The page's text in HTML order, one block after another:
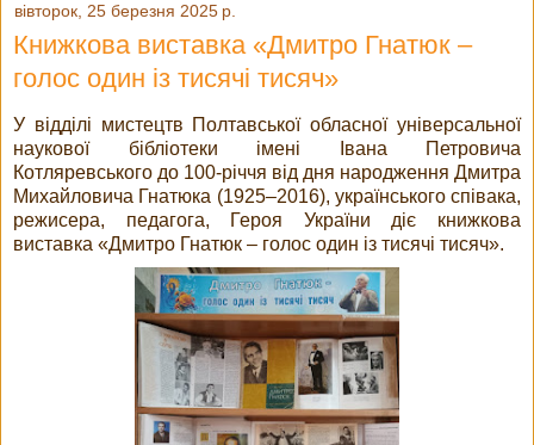
вівторок, 25 березня 2025 р.
Книжкова виставка «Дмитро Гнатюк –
голос один із тисячі тисяч»
У відділі мистецтв Полтавської обласної універсальної
наукової бібліотеки імені Івана Петровича
Котляревського до 100-річчя від дня народження Дмитра
Михайловича Гнатюка (1925–2016), українського співака,
режисера, педагога, Героя України діє книжкова
виставка «Дмитро Гнатюк – голос один із тисячі тисяч».